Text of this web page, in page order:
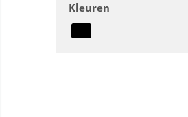
Kleuren